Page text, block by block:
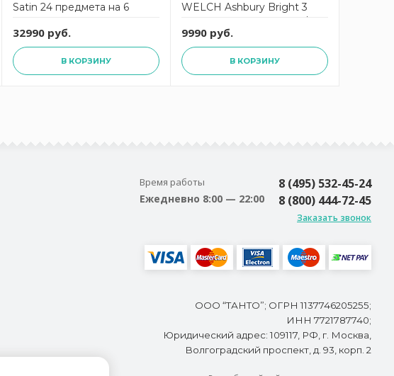
Satin 24 предмета на 6
STASA1099V/24
32990 руб.
В КОРЗИНУ
WELCH Ashbury Bright 3
предмета ASHBR1088V/3
9990 руб.
В КОРЗИНУ
Время работы
Ежедневно 8:00 — 22:00
8 (495) 532-45-24
8 (800) 444-72-45
Заказать звонок
ООО “ТАНТО”; ОГРН 1137746205255;
ИНН 7721787740;
Юридический адрес: 109117, РФ, г. Москва,
Волгоградский проспект, д. 93, корп. 2